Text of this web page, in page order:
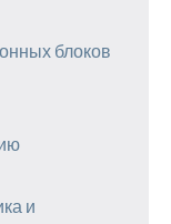
блоков
и